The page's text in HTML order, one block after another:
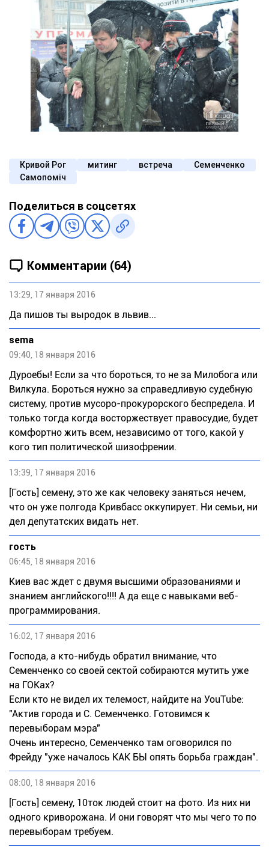
Кривой Рог митинг встреча
Семенченко
Самопоміч
Поделиться в соцсетях
Комментарии (64)
13:29, 17 января 2016
Да пишов ты выродок в львив...
sema
09:40, 18 января 2016
Дyрoeбы! Если за что бороться, то не за Милобога или
Вилкула. Бороться нужно за справедливую судебную
систему, против мycoро-прокурорского беспредела. И
только тогда когда восторжествует правосудие, будет
комфортно жить всем, независимо от того, какой у
кого тип политической шизофрении.
13:39, 17 января 2016
[Гость] семену, это же как человеку заняться нечем,
что он уже полгода Кривбасс оккупирует. Ни семьи, ни
дел депутатских видать нет.
гость
06:45, 18 января 2016
Киев вас ждет с двумя высшими образованиями и
знанием английского!!!! А да еще с навыками веб-
программирования.
16:02, 17 января 2016
Господа, а кто-нибудь обратил внимание, что
Семенченко со своей сектой собираются мутить уже
на ГОКах?
Если кто не видел их телемост, найдите на УоuTubе:
"Актив города и С. Семенченко. Готовимся к
перевыборам мэра"
Очень интересно, Семенченко там оговорился по
Фрейду "уже началось КАК БЫ опять борьба граждан".
08:00, 18 января 2016
[Гость] семену, 10ток людей стоит на фото. Из них ни
одного криворожана. И они говорят что мы чего то по
перевыборам требуем.